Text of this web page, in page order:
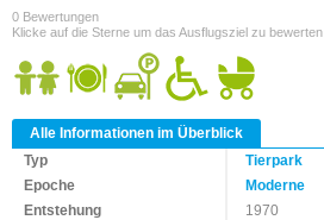
0 Bewertungen
Klicke auf die Sterne um das Ausflugsziel zu bewerten
Alle Informationen im Überblick
Typ
Tierpark
Epoche
Moderne
Entstehung
1970